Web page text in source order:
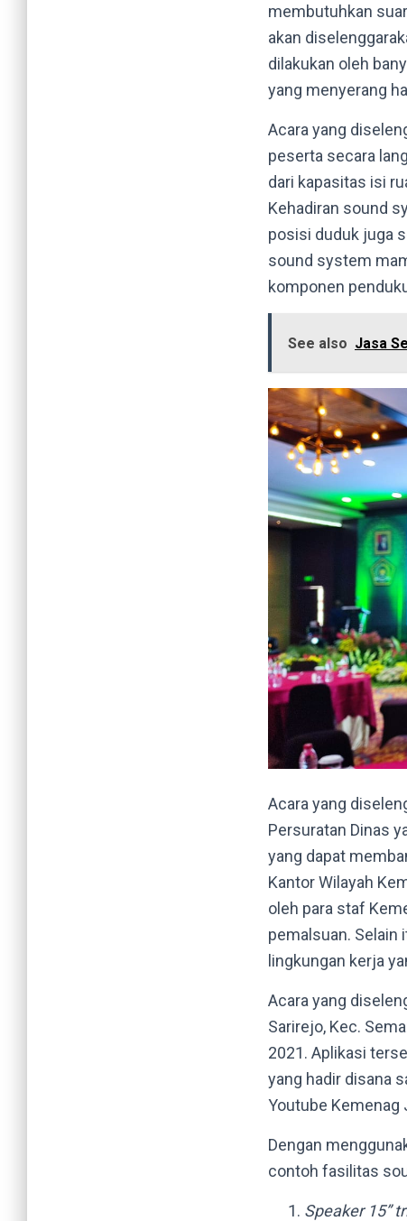
membutuhkan
akan
dilakukan oleh
yang menyerang
Acara yang
peserta secara
dari kapasitas isi
Kehadiran sound
posisi duduk juga
sound system
komponen
See also Jasa
Acara yang
Persuratan Dinas
yang dapat
Kantor Wilayah
oleh para staf
pemalsuan. Selain
lingkungan kerja
Acara yang
Sarirejo, Kec.
2021. Aplikasi
yang hadir disana
Youtube Kemenag
Dengan
contoh fasilitas
Speaker 15”